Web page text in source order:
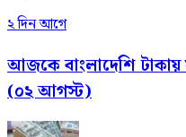
২ দিন আগে
আজকে বাংলাদেশি টাকায়
(০২ আগস্ট)